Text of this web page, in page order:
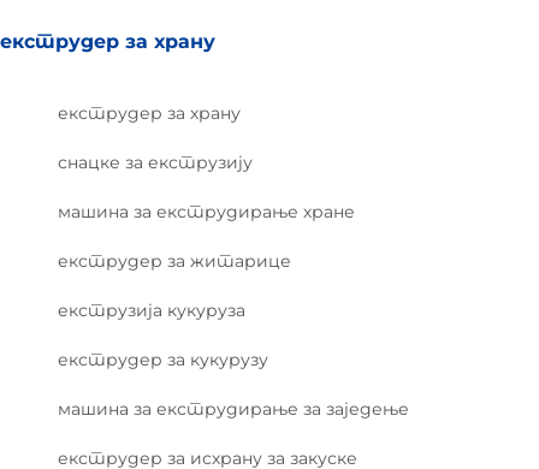
екструдер за храну
екструдер за храну
снацке за екструзију
машина за екструдирање хране
екструдер за житарице
екструзија кукуруза
екструдер за кукурузу
машина за екструдирање за заједење
екструдер за исхрану за закуске